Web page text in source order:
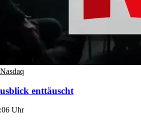
Nasdaq
enttäuscht
Uhr